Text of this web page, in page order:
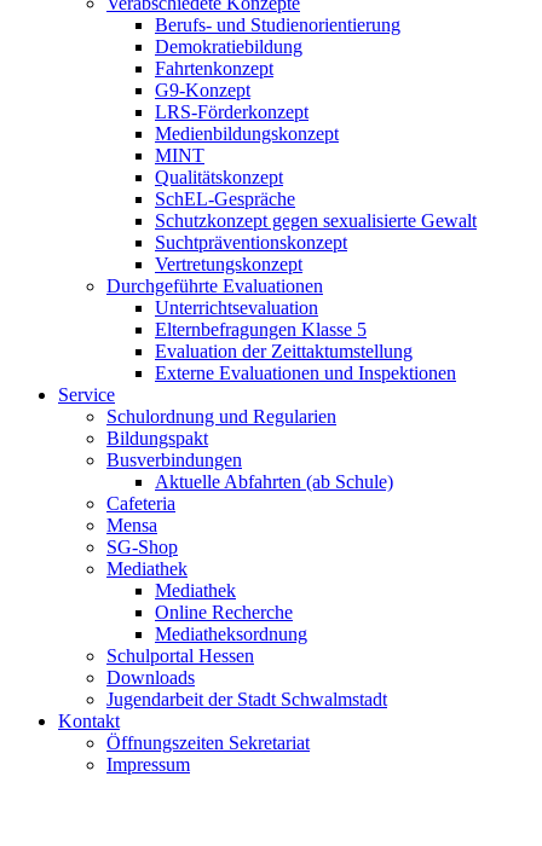
Berufs- und Studienorientierung
Demokratiebildung
Fahrtenkonzept
G9-Konzept
LRS-Förderkonzept
Medienbildungskonzept
MINT
Qualitätskonzept
SchEL-Gespräche
Schutzkonzept gegen sexualisierte Gewalt
Suchtpräventionskonzept
Vertretungskonzept
Durchgeführte Evaluationen
Unterrichtsevaluation
Elternbefragungen Klasse 5
Evaluation der Zeittaktumstellung
Externe Evaluationen und Inspektionen
Service
Schulordnung und Regularien
Bildungspakt
Busverbindungen
Aktuelle Abfahrten (ab Schule)
Cafeteria
Mensa
SG-Shop
Mediathek
Mediathek
Online Recherche
Mediatheksordnung
Schulportal Hessen
Downloads
Jugendarbeit der Stadt Schwalmstadt
Kontakt
Öffnungszeiten Sekretariat
Impressum